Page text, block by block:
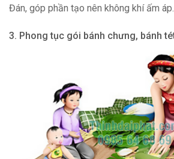
Đán, góp phần tạo nên không khí ấm áp.
3. Phong tục gói bánh chưng, bánh